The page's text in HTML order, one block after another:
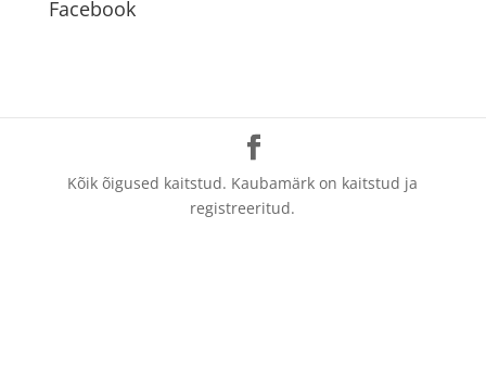
Facebook
Kõik õigused kaitstud. Kaubamärk on kaitstud ja
registreeritud.